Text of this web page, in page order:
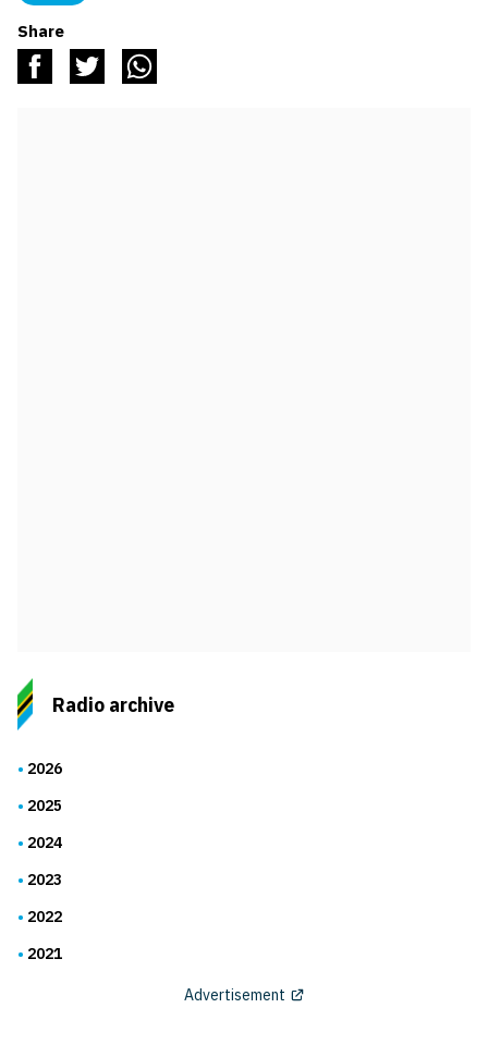
Share
Radio archive
2026
2025
2024
2023
2022
2021
Advertisement